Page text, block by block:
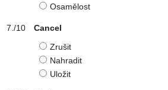
Osamělost
Cancel
Zrušit
Nahradit
Uložit